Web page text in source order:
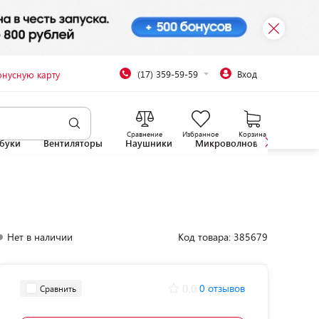
карту (17) 359-59-59 Вход
Сравнение Избранное Корзина
Вентиляторы Наушники Микроволновые печи
Нет в наличии Код товара: 385679
Сравнить 0 отзывов